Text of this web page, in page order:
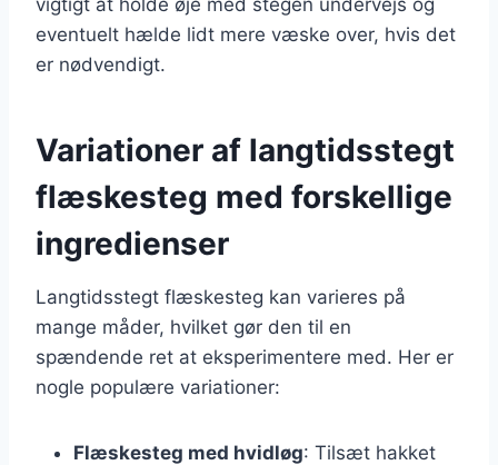
eventuelt hælde lidt mere væske over, hvis det
er nødvendigt.
Variationer af langtidsstegt
flæskesteg med forskellige
ingredienser
Langtidsstegt flæskesteg kan varieres på
mange måder, hvilket gør den til en
spændende ret at eksperimentere med. Her er
nogle populære variationer:
Flæskesteg med hvidløg: Tilsæt hakket